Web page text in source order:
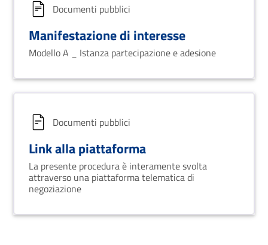
Documenti pubblici
Manifestazione di interesse
Modello A _ Istanza partecipazione e adesione
Documenti pubblici
Link alla piattaforma
La presente procedura è interamente svolta
attraverso una piattaforma telematica di
negoziazione